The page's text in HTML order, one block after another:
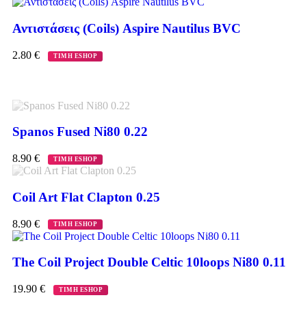
Αντιστάσεις (Coils) Aspire Nautilus BVC
2.80 € ΤΙΜΗ ESHOP
Spanos Fused Ni80 0.22
8.90 € ΤΙΜΗ ESHOP
Coil Art Flat Clapton 0.25
8.90 € ΤΙΜΗ ESHOP
The Coil Project Double Celtic 10loops Ni80 0.11
19.90 € ΤΙΜΗ ESHOP